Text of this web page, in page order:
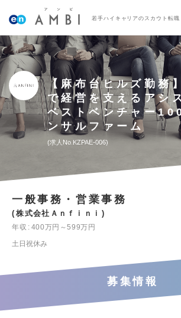
若手ハイキャリアのスカウト転職
【麻布台ヒルズ勤務
で経営を支えるアシ
ベストベンチャー
ンサルファーム
求人No.KZPAE-006
一般事務・営業事務
株式会社Ａｎｆｉｎｉ
年収
400万円～599万円
土日祝休み
募集情報